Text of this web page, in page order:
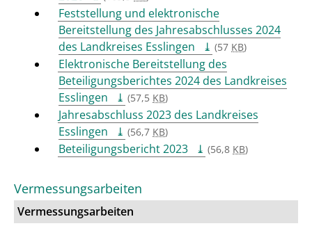
Feststellung und elektronische
Bereitstellung des Jahresabschlusses 2024
des Landkreises Esslingen
(57 KB)
Elektronische Bereitstellung des
Beteiligungsberichtes 2024 des Landkreises
Esslingen
(57,5 KB)
Jahresabschluss 2023 des Landkreises
Esslingen
(56,7 KB)
Beteiligungsbericht 2023 (56,8 KB)
Vermessungsarbeiten
Vermessungsarbeiten